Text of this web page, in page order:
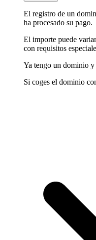
El registro de un
ha procesado su pago.
El importe puede
con requisitos
Ya tengo un dominio
Si coges el dominio